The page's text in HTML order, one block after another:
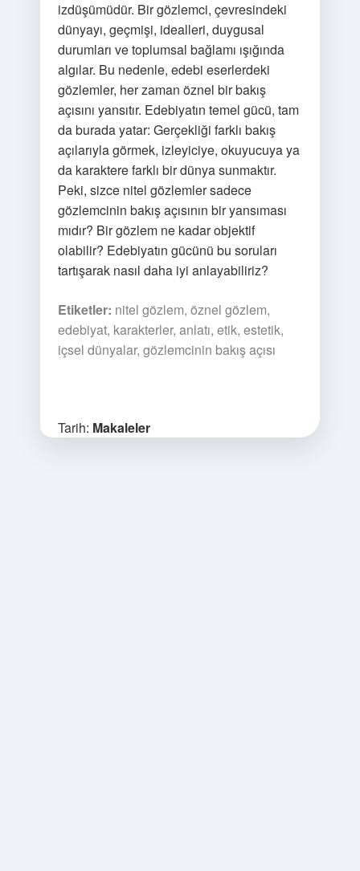
izdüşümüdür. Bir gözlemci, çevresindeki
dünyayı, geçmişi, idealleri, duygusal
durumları ve toplumsal bağlamı ışığında
algılar. Bu nedenle, edebi eserlerdeki
gözlemler, her zaman öznel bir bakış
açısını yansıtır. Edebiyatın temel gücü, tam
da burada yatar: Gerçekliği farklı bakış
açılarıyla görmek, izleyiciye, okuyucuya ya
da karaktere farklı bir dünya sunmaktır.
Peki, sizce nitel gözlemler sadece
gözlemcinin bakış açısının bir yansıması
mıdır? Bir gözlem ne kadar objektif
olabilir? Edebiyatın gücünü bu soruları
tartışarak nasıl daha iyi anlayabiliriz?
Etiketler: nitel gözlem, öznel gözlem,
edebiyat, karakterler, anlatı, etik, estetik,
içsel dünyalar, gözlemcinin bakış açısı
Tarih: Makaleler